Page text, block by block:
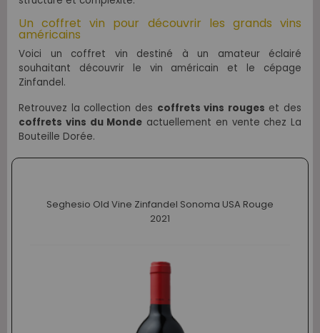
Un coffret vin pour découvrir les grands vins
américains
Voici un coffret vin destiné à un amateur éclairé
souhaitant découvrir le vin américain et le cépage
Zinfandel.
Retrouvez la collection des coffrets vins rouges et des
coffrets vins du Monde actuellement en vente chez La
Bouteille Dorée.
Seghesio Old Vine Zinfandel Sonoma USA Rouge
2021